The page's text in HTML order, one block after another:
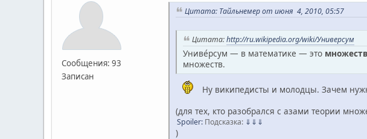
Сообщения: 93
Записан
Цитата: Тайльнемер от июня 4, 2010, 05:57
Цитата:http://ru.wikipedia.org/wiki/Универсум
Униве́рсум — в математике — это
множеств.
Ну википедисты и молодцы. Зачем
(для тех, кто разобрался с азами теории
Spoiler: Подсказка: ⇓⇓⇓
)